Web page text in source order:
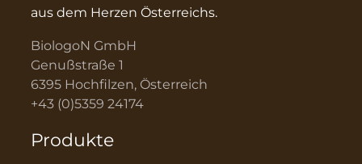
aus dem Herzen Österreichs.
BiologoN GmbH
Genußstraße 1
6395 Hochfilzen, Österreich
+43 (0)5359 24174
Produkte